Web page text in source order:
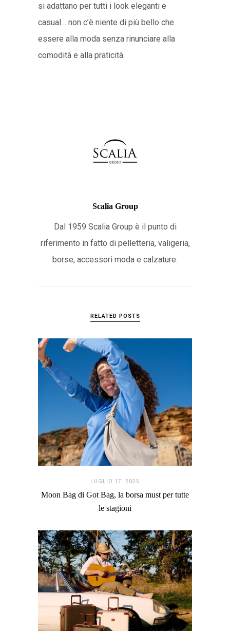
si adattano per tutti i look eleganti e
casual… non c’è niente di più bello che
essere alla moda senza rinunciare alla
comodità e alla praticità.
Scalia Group
Dal 1959 Scalia Group è il punto di
riferimento in fatto di pelletteria, valigeria,
borse, accessori moda e calzature.
RELATED POSTS
LUGLIO 17. 2025
Moon Bag di Got Bag, la borsa must per tutte
le stagioni